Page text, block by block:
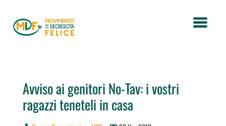
Avviso ai genitori No-Tav: i vostri
ragazzi teneteli in casa